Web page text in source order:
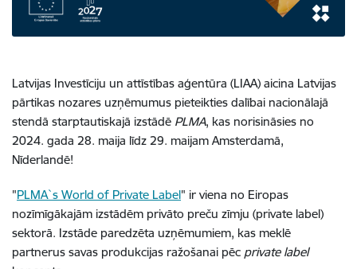
Latvijas Investīciju un attīstības aģentūra (LIAA) aicina Latvijas
pārtikas nozares uzņēmumus pieteikties dalībai nacionālajā
stendā starptautiskajā izstādē PLMA, kas norisināsies no
2024. gada 28. maija līdz 29. maijam Amsterdamā,
Nīderlandē!
"PLMA`s World of Private Label" ir viena no Eiropas
nozīmīgākajām izstādēm privāto preču zīmju (private label)
sektorā. Izstāde paredzēta uzņēmumiem, kas meklē
partnerus savas produkcijas ražošanai pēc private label